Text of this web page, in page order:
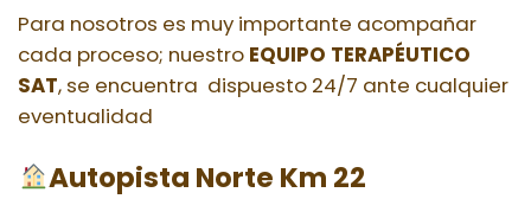
Para nosotros es muy importante acompañar
cada proceso; nuestro EQUIPO TERAPÉUTICO
SAT, se encuentra dispuesto 24/7 ante cualquier
eventualidad
Autopista Norte Km 22